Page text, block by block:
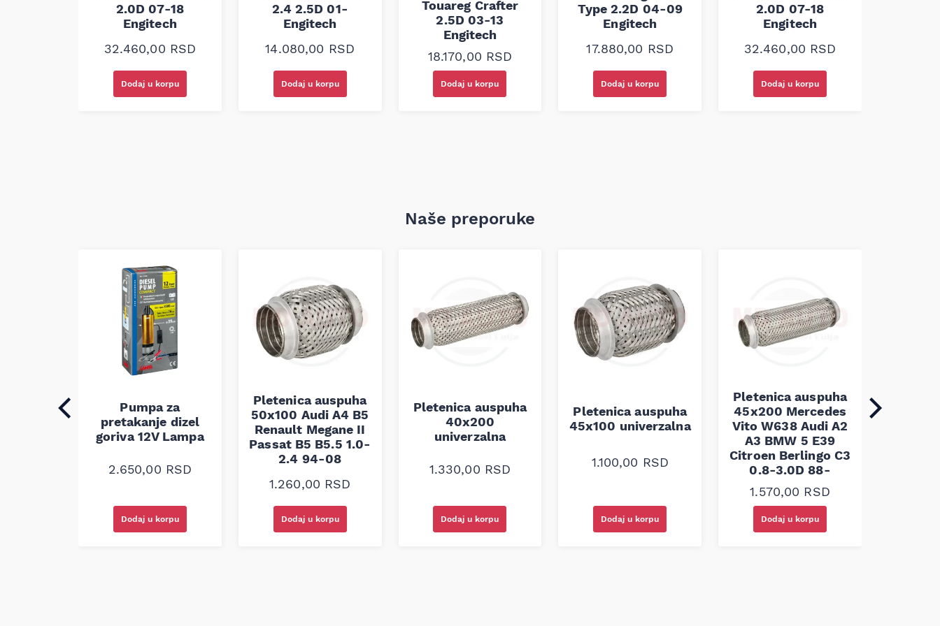
2.0D 07-18
Engitech
32.460,00 RSD
Dodaj u korpu
2.4 2.5D 01-
Engitech
14.080,00 RSD
Dodaj u korpu
Touareg Crafter
2.5D 03-13
Engitech
18.170,00 RSD
Dodaj u korpu
Type 2.2D 04-09
Engitech
17.880,00 RSD
Dodaj u korpu
2.0D 07-18
Engitech
32.460,00 RSD
Dodaj u korpu
Naše preporuke
Pumpa za
pretakanje dizel
goriva 12V Lampa
2.650,00 RSD
Dodaj u korpu
Pletenica auspuha
50x100 Audi A4 B5
Renault Megane II
Passat B5 B5.5 1.0-
2.4 94-08
1.260,00 RSD
Dodaj u korpu
Pletenica auspuha
40x200
univerzalna
1.330,00 RSD
Dodaj u korpu
Pletenica auspuha
45x100 univerzalna
1.100,00 RSD
Dodaj u korpu
Pletenica auspuha
45x200 Mercedes
Vito W638 Audi A2
A3 BMW 5 E39
Citroen Berlingo C3
0.8-3.0D 88-
1.570,00 RSD
Dodaj u korpu